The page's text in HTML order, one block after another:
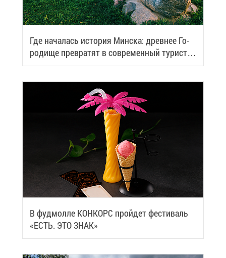
Где на­ча­лась ис­то­рия Мин­ска: древ­нее Го­
ро­ди­ще пре­вра­тят в со­вре­мен­ный ту­ри­сти­
че­ский центр
В фуд­мол­ле КОН­КОРС прой­дет фе­сти­валь
«ЕСТЬ. ЭТО ЗНАК»